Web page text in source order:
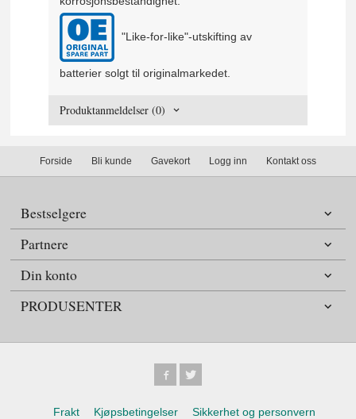
"Like-for-like"-utskifting av
batterier solgt til originalmarkedet.
Produktanmeldelser (0)
Forside Bli kunde Gavekort Logg inn Kontakt oss
Bestselgere
Partnere
Din konto
PRODUSENTER
Frakt Kjøpsbetingelser Sikkerhet og personvern